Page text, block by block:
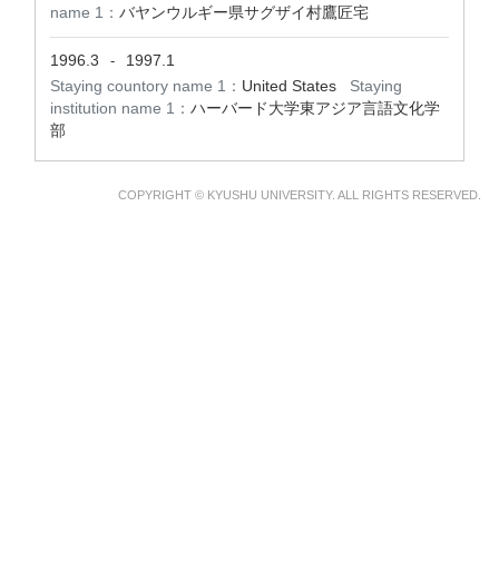
name 1： バヤンウルギー県サグザイ村鷹匠宅
1996.3 -
1997.1
Staying countory name 1： United States Staying
institution name 1： ハーバード大学東アジア言語文化学
部
COPYRIGHT © KYUSHU UNIVERSITY. ALL RIGHTS RESERVED.